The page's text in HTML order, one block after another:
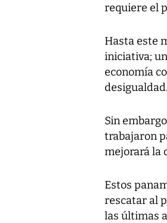
requiere el
Hasta este
iniciativa;
economía
desigualdad.
Sin
trabajaron
mejorará la
Estos
rescatar al
las últimas